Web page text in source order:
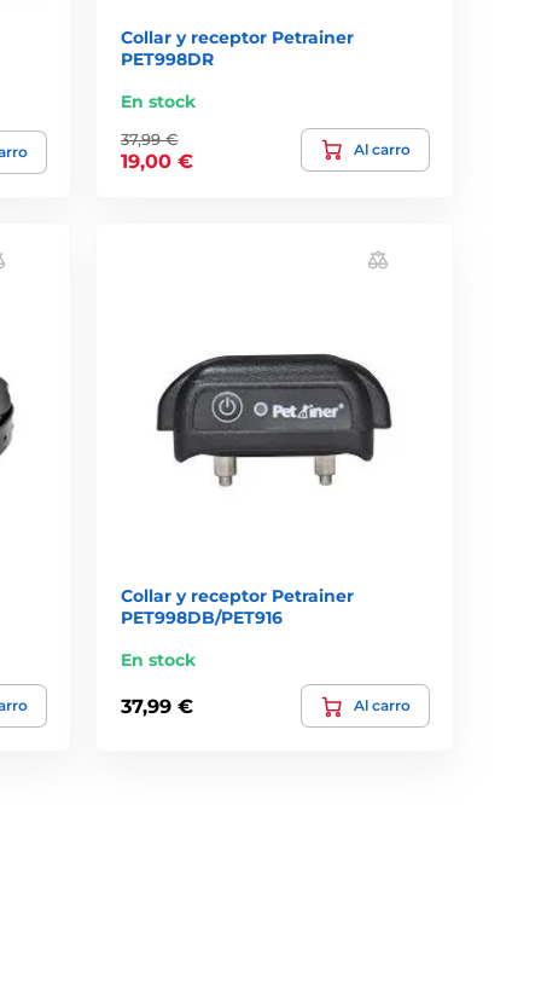
Collar y receptor Petrainer
PET998DR
En stock
37,99 €
19,00 €
Al carro
Collar y receptor Petrainer
PET998DB/PET916
En stock
37,99 € Al carro